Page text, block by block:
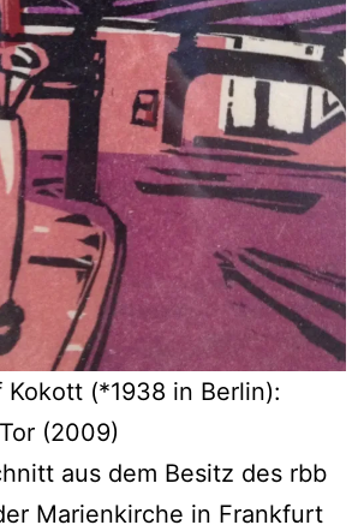
Kokott (*1938 in Berlin):
(2009)
aus dem Besitz des rbb
Marienkirche in Frankfurt